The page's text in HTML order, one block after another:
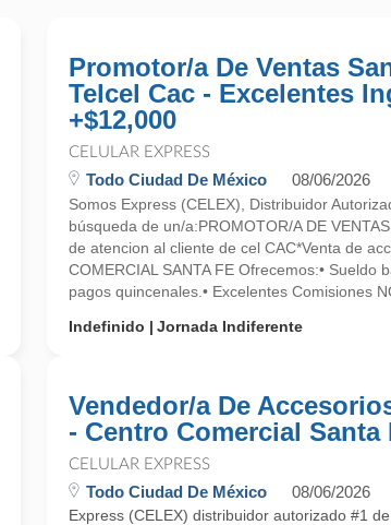
Promotor/a De Ventas
Telcel Cac - Excelentes
+$12,000
CELULAR EXPRESS
Todo Ciudad De México 08/06/2026
Somos Express (CELEX), Distribuidor
búsqueda de un/a:PROMOTOR/A DE
de atencion al cliente de cel CAC*Venta de
COMERCIAL SANTA FE Ofrecemos:• Sueldo
pagos quincenales.• Excelentes Comisiones
Indefinido
Jornada Indiferente
Vendedor/a De
- Centro Comercial Santa
CELULAR EXPRESS
Todo Ciudad De México 08/06/2026
Express (CELEX) distribuidor autorizado #1